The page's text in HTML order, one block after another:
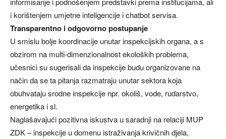
i korištenjem umjetne inteligencije i chatbot servisa.
Transparentno i odgovorno postupanje
U smislu bolje koordinacije unutar inspekcijskih organa, a s
obzirom na multi-dimenzionalnost ekoloških problema,
učesnici su sugerisali da inspekcije budu organizovane na
način da se ta pitanja razmatraju unutar sektora koja
obuhvataju srodne inspekcije npr. okoliš, vode, rudarstvo,
energetika i sl.
Naglašavajući pozitivna iskustva u saradnji na relaciji MUP
ZDK – inspekcije u domenu istraživanja krivičnih djela,